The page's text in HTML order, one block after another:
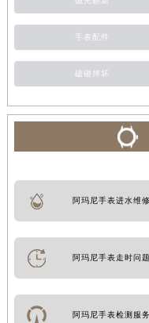
手表配件
磕碰摔坏
阿玛尼手表进水维修
阿玛尼手表走时问
阿玛尼手表检测服务